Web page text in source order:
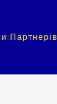
Партнерів